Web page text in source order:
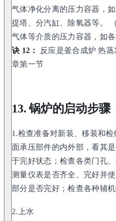
气体净化分离的压力容器，
提塔、分汽缸、除氧器等。
气体等介质的压力容器，如
诀 12：
反应是釜合成炉 热
章第一节
13. 锅炉的启动步骤
1.检查准备对新装、移装和
面承压部件的内外部，看其
于完好状态；检查各类门孔
测量仪表是否齐全、完好并
部分是否完好；检查各种辅
2.上水